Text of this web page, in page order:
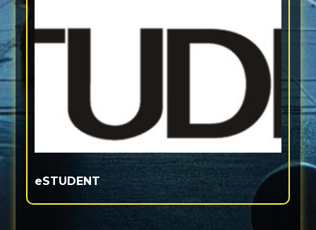
eSTUDENT